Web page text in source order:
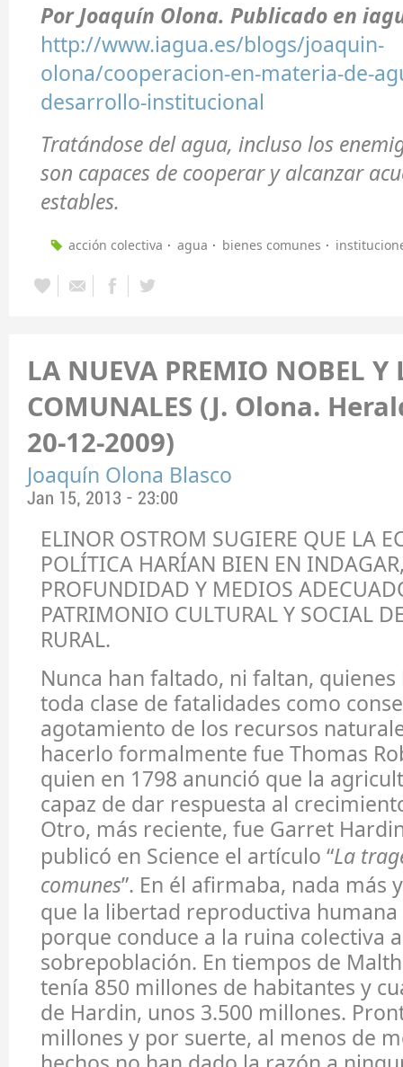
Por Joaquín Olona. Publicado en
http://www.iagua.es/blogs/joaquin-
olona/cooperacion-en-materia-de-
desarrollo-institucional
Tratándose del agua, incluso los
son capaces de cooperar y alcanzar
estables.
acción colectiva agua bienes comunes
LA NUEVA PREMIO NOBEL Y
COMUNALES (J. Olona.
20-12-2009)
Joaquín Olona Blasco
Jan 15, 2013 - 23:00
ELINOR OSTROM SUGIERE QUE LA
POLÍTICA HARÍAN BIEN EN
PROFUNDIDAD Y MEDIOS
PATRIMONIO CULTURAL Y SOCIAL
RURAL.
Nunca han faltado, ni faltan,
toda clase de fatalidades como
agotamiento de los recursos
hacerlo formalmente fue Thomas
quien en 1798 anunció que la
capaz de dar respuesta al
Otro, más reciente, fue Garret
publicó en Science el artículo “La
comunes”. En él afirmaba, nada más
que la libertad reproductiva
porque conduce a la ruina colectiva
sobrepoblación. En tiempos de
tenía 850 millones de habitantes y
de Hardin, unos 3.500 millones.
millones y por suerte, al menos de